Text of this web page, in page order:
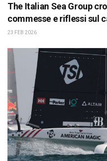
The Italian Sea Group
commesse e riflessi sul
23 FEB 2026